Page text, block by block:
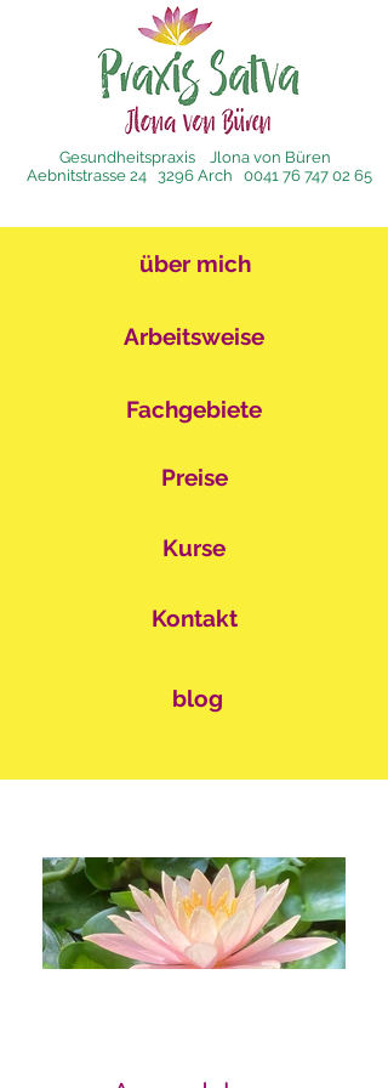
Gesundheitspraxis Jlona von Büren
Aebnitstrasse 24 3296 Arch 0041 76 747 02 65
über mich
Arbeitsweise
Fachgebiete
Preise
Kurse
Kontakt
blog